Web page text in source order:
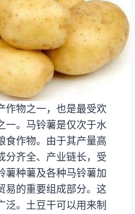
作物之一，也是最受欢
一。马铃薯是仅次于水
食作物。由于其产量高
分齐全、产业链长，受
薯种薯及各种马铃薯加
易的重要组成部分。这
泛。土豆干可以用来制